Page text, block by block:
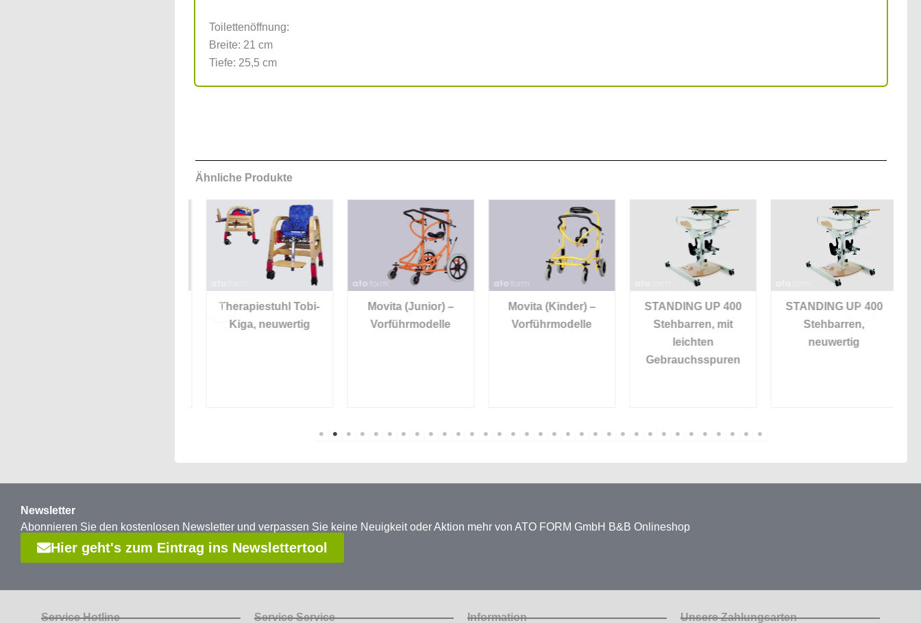
Toilettenöffnung:
Breite: 21 cm
Tiefe: 25,5 cm
Ähnliche Produkte
Therapiestuhl Tobi-
Kiga, neuwertig
Movita (Junior) –
Vorführmodelle
Movita (Kinder) –
Vorführmodelle
STANDING UP 400
Stehbarren, mit
leichten
Gebrauchsspuren
STANDING UP 400
Stehbarren,
neuwertig
Newsletter
Abonnieren Sie den kostenlosen Newsletter und verpassen Sie keine Neuigkeit oder Aktion mehr von ATO FORM GmbH B&B Onlineshop
Hier geht's zum Eintrag ins Newslettertool
Service Hotline Service Service Information Unsere Zahlungsarten